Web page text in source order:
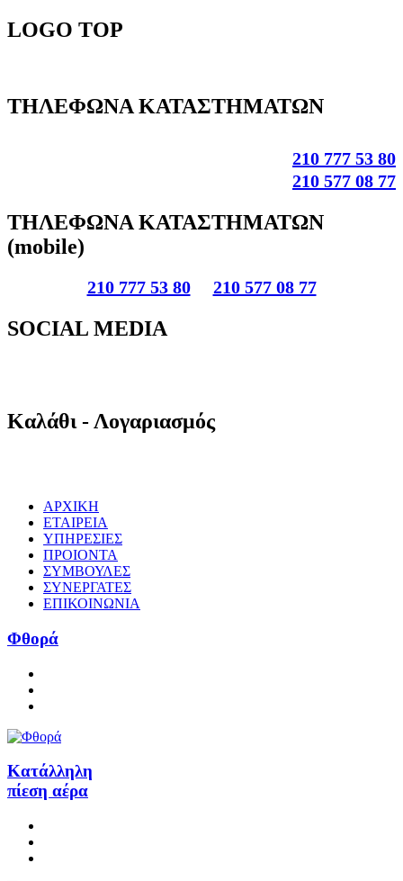
LOGO TOP
ΤΗΛΕΦΩΝΑ ΚΑΤΑΣΤΗΜΑΤΩΝ
210 777 53 80
210 577 08 77
ΤΗΛΕΦΩΝΑ ΚΑΤΑΣΤΗΜΑΤΩΝ
(mobile)
210 777 53 80 210 577 08 77
SOCIAL MEDIA
Καλάθι- Λογαριασμός
ΑΡΧΙΚΗ
ΕΤΑΙΡΕΙΑ
ΥΠΗΡΕΣΙΕΣ
ΠΡΟΙΟΝΤΑ
ΣΥΜΒΟΥΛΕΣ
ΣΥΝΕΡΓΑΤΕΣ
ΕΠΙΚΟΙΝΩΝΙΑ
Φθορά
Κατάλληλη
πίεση αέρα